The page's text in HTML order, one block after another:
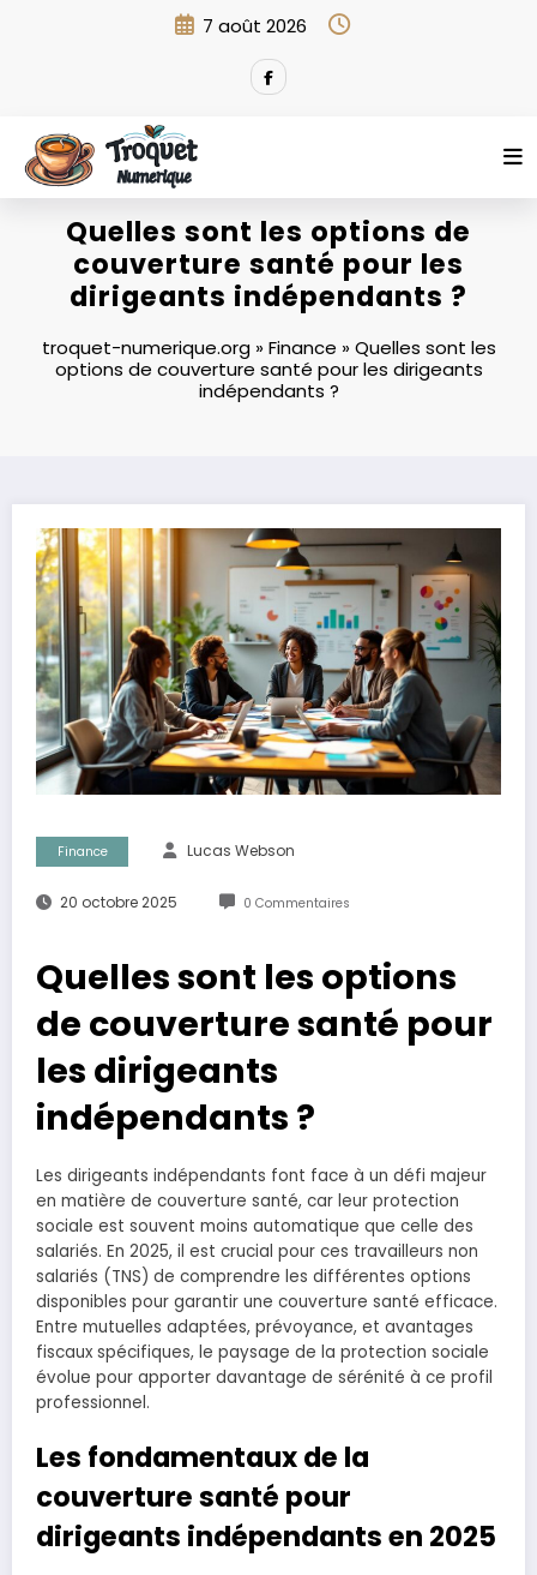
7 août 2026
Quelles sont les options de
couverture santé pour les
dirigeants indépendants ?
troquet-numerique.org»Finance »Quelles sont les
options de couverture santé pour les dirigeants
indépendants ?
Finance Lucas Webson
20 octobre 2025 0 Commentaires
Quelles sont les options
de couverture santé pour
les dirigeants
indépendants ?
Les dirigeants indépendants font face à un défi majeur
en matière de couverture santé, car leur protection
sociale est souvent moins automatique que celle des
salariés. En 2025, il est crucial pour ces travailleurs non
salariés (TNS) de comprendre les différentes options
disponibles pour garantir une couverture santé efficace.
Entre mutuelles adaptées, prévoyance, et avantages
fiscaux spécifiques, le paysage de la protection sociale
évolue pour apporter davantage de sérénité à ce profil
professionnel.
Les fondamentaux de la
couverture santé pour
dirigeants indépendants en 2025